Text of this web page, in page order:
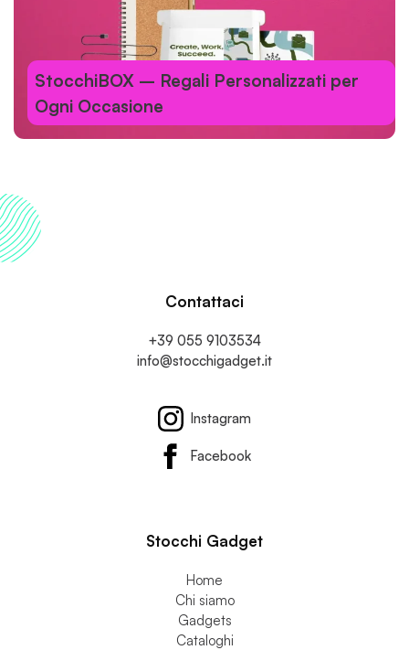
StocchiBOX – Regali Personalizzati per
Ogni Occasione
Contattaci
+39 055 9103534
info@stocchigadget.it
Instagram
Facebook
Stocchi Gadget
Home
Chi siamo
Gadgets
Cataloghi